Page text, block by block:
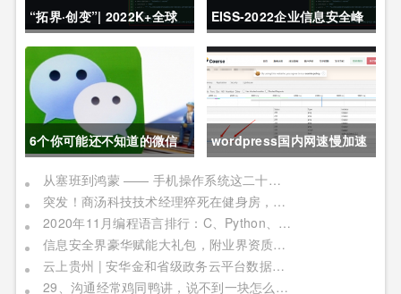
“拓界·创变”| 2022K+全球
软件研发行业创新峰会上海
站敬请期待！
EISS-2022企业信息安全峰
会之深圳站 10月28日成功
举办
6个你可能还不知道的微信
冷知识，每一个都令人相见
恨晚
wordpress国内网速慢加速
及防DDOS攻击快速CF切换
教程
从塞班到鸿蒙 —— 手机操作系统这二十年历程
突发！商汤科技技术经理猝死在健身房，网友：996福报何时是个头
2020年11月编程语言排行：C、Python、Java
信息安全界豪华赋能大礼包，附业界资质证书备考指南！
云上贵州 | 安华金和省级政务云平台数据安全实践
29、沟通经常鸡同鸭讲，说不到一块怎么办？